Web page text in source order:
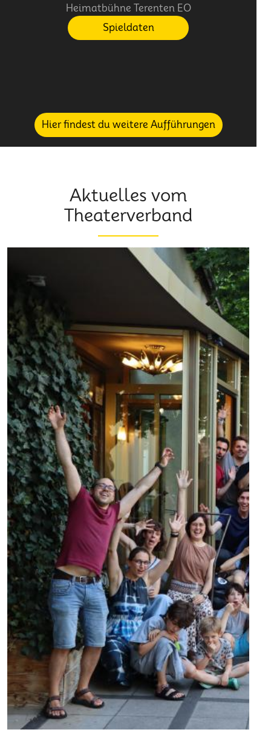
Heimatbühne Terenten EO
Spieldaten
Hier findest du weitere Aufführungen
Aktuelles vom
Theaterverband